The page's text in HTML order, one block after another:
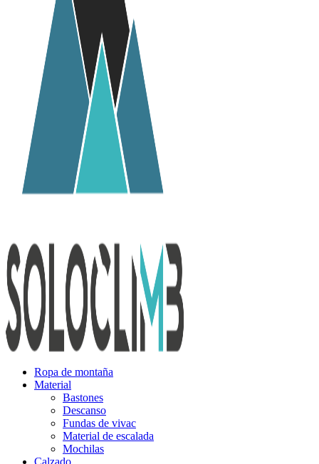
Ropa de montaña
Material
Bastones
Descanso
Fundas de vivac
Material de escalada
Mochilas
Calzado